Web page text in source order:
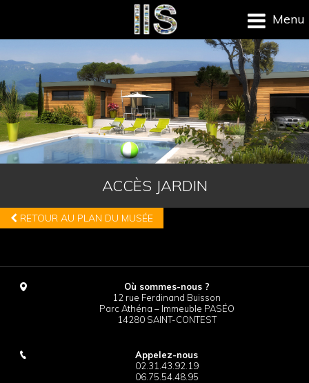
Menu
ACCÈS JARDIN
RETOUR AU PLAN DU MUSÉE
Où sommes-nous ?
12 rue Ferdinand Buisson
Parc Athéna – Immeuble PASÉO
14280 SAINT-CONTEST
Appelez-nous
02.31.43.92.19
06.75.54.48.95